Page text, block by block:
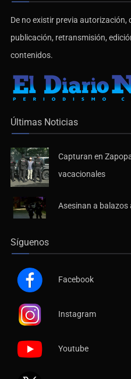
De no existir previa
publicación, retransmisión,
contenidos.
Últimas Noticias
Capturan en
vacacionales
Asesinan a balazos
Síguenos
Facebook
Instagram
Youtube